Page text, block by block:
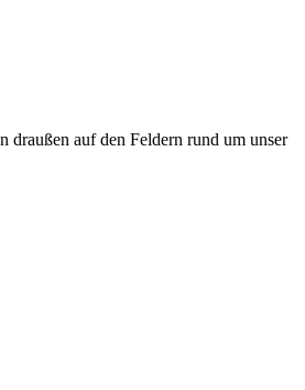
auf den Feldern rund um unser